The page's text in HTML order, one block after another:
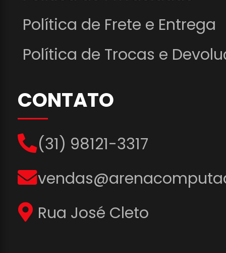
Política de Frete e Entrega
Política de Trocas e
CONTATO
(31) 98121-3317
Rua José Cleto